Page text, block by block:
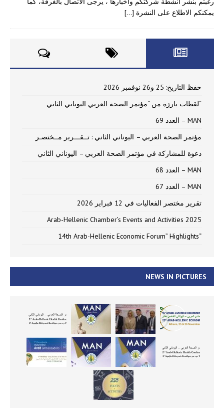
يمكنكم الاطلاع على النشرة […]
حفظ التاريخ: 25 و26 نوفمبر 2026
“لقطات بارزة من “مؤتمر الصحة العربي اليوناني الثاني
MAN – العدد 69
مؤتمر الصحة العربي – اليوناني الثاني : تــقـــرير مــختصـر
دعوة للمشاركة في مؤتمر الصحة العربي – اليوناني الثاني
MAN – العدد 68
MAN – العدد 67
تقرير مختصر الفعاليات في 12 فبراير 2026
Arab-Hellenic Chamber’s Events and Activities 2025
“14th Arab-Hellenic Economic Forum” Highlights
NEWS IN PICTURES